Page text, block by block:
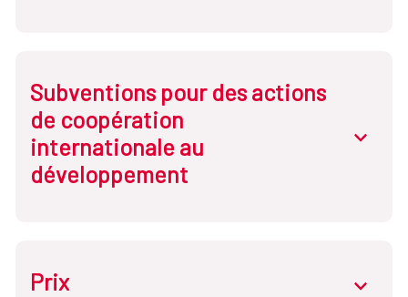
Subventions pour des actions
de coopération
internationale au
développement
Prix